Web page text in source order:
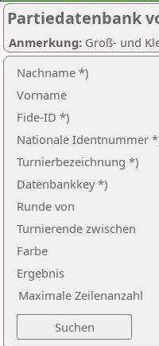
Partiedatenbank
Anmerkung: Groß- und
Nachname *)
Vorname
Fide-ID *)
Nationale Identnummer
Turnierbezeichnung *)
Datenbankkey *)
Runde von
Turnierende zwischen
Farbe
Ergebnis
Maximale Zeilenanzahl